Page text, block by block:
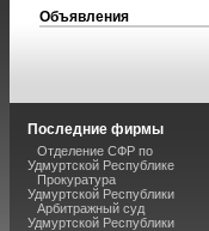
Объявления
Последние фирмы
Отделение СФР по
Удмуртской Республике
Прокуратура
Удмуртской Республики
Арбитражный суд
Удмуртской Республики